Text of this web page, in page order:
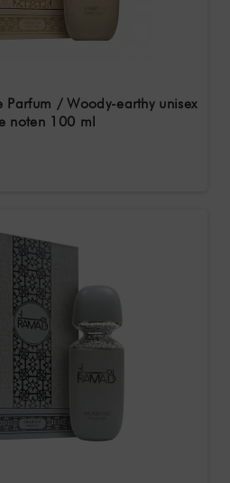
Parfum / Woody-earthy unisex
noten 100 ml